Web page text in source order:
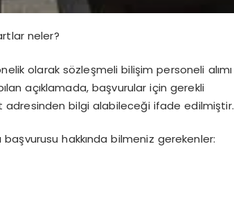
neler?
olarak sözleşmeli bilişim personeli alımı
açıklamada, başvurular için gerekli
bilgi alabileceği ifade edilmiştir.
hakkında bilmeniz gerekenler: